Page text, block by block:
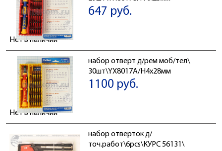
647 руб.
Нет в наличии
набор отверт д/рем моб/тел\
30шт\YX8017A/H4x28мм
1100 руб.
Нет в наличии
набор отверток д/
точ.работ\6pcs\КУРС 56131\